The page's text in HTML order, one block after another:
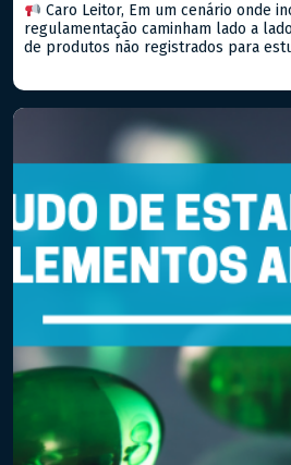
Caro Leitor, Em um cenário onde
regulamentação caminham lado a
de produtos não registrados para
atualizações) da […]